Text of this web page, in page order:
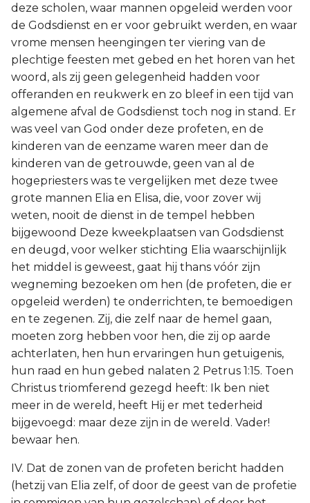
deze scholen, waar mannen opgeleid werden voor
de Godsdienst en er voor gebruikt werden, en waar
vrome mensen heengingen ter viering van de
plechtige feesten met gebed en het horen van het
woord, als zij geen gelegenheid hadden voor
offeranden en reukwerk en zo bleef in een tijd van
algemene afval de Godsdienst toch nog in stand. Er
was veel van God onder deze profeten, en de
kinderen van de eenzame waren meer dan de
kinderen van de getrouwde, geen van al de
hogepriesters was te vergelijken met deze twee
grote mannen Elia en Elisa, die, voor zover wij
weten, nooit de dienst in de tempel hebben
bijgewoond Deze kweekplaatsen van Godsdienst
en deugd, voor welker stichting Elia waarschijnlijk
het middel is geweest, gaat hij thans vóór zijn
wegneming bezoeken om hen (de profeten, die er
opgeleid werden) te onderrichten, te bemoedigen
en te zegenen. Zij, die zelf naar de hemel gaan,
moeten zorg hebben voor hen, die zij op aarde
achterlaten, hen hun ervaringen hun getuigenis,
hun raad en hun gebed nalaten 2 Petrus 1:15. Toen
Christus triomferend gezegd heeft: Ik ben niet
meer in de wereld, heeft Hij er met tederheid
bijgevoegd: maar deze zijn in de wereld. Vader!
bewaar hen.
IV. Dat de zonen van de profeten bericht hadden
(hetzij van Elia zelf, of door de geest van de profetie